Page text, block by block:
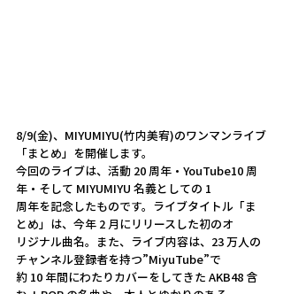
8/9(金)、MIYUMIYU(竹内美宥)のワンマンライブ
「まとめ」を開催します。
今回のライブは、活動 20 周年・YouTube10 周
年・そして MIYUMIYU 名義としての 1
周年を記念したものです。ライブタイトル「ま
とめ」は、今年 2 月にリリースした初のオ
リジナル曲名。また、ライブ内容は、23 万人の
チャンネル登録者を持つ”MiyuTube”で
約 10 年間にわたりカバーをしてきた AKB48 含